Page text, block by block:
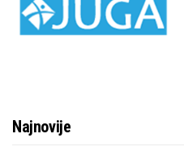
Najnovije